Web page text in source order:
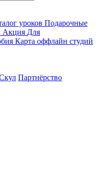
уроков Подарочные
Акция Для
Карта оффлайн студий
Партнёрство